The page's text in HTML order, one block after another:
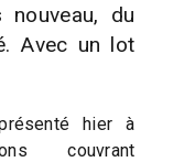
du
Avec un lot
hier à
couvrant